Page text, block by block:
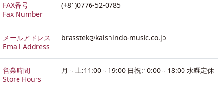
FAX番号
Fax Number
(+81)0776-52-0785
メールアドレス
Email Address
brasstek@kaishindo-music.co.jp
営業時間
Store Hours
月～土:11:00～19:00 日祝:10:00～18:00 水曜定休